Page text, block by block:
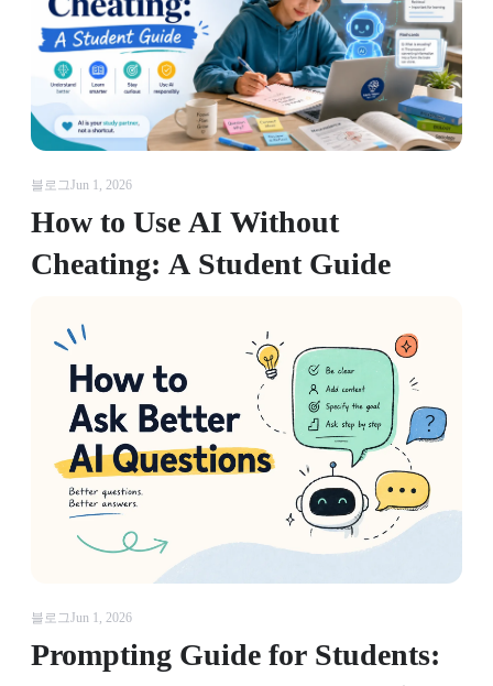
블로그Jun 1, 2026
How to Use AI Without
Cheating: A Student Guide
블로그Jun 1, 2026
Prompting Guide for Students: